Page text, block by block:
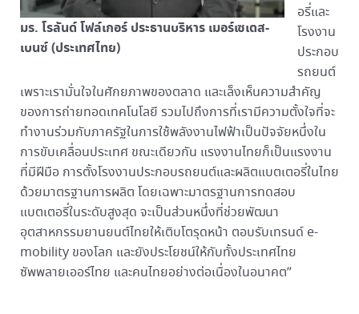
มร. โรลันด์ โฟล์เกอร์ ประธานบริหาร เมอร์เซเดส-
เบนซ์ (ประเทศไทย)
อรี่และ
โรงงาน
ประกอบ
รถยนต์
เพราะเรามั่นใจในศักยภาพของตลาด และเล็งเห็นความสำคัญ
ของการถ่ายทอดเทคโนโลยี รวมไปถึงการที่เรามีความตั้งใจที่จะ
ทำงานร่วมกับภาครัฐในการใช้พลังงานไฟฟ้าเป็นปัจจัยหนึ่งใน
การขับเคลื่อนประเทศ ขณะเดียวกัน แรงงานไทยก็เป็นแรงงาน
ที่มีฝีมือ การตั้งโรงงานประกอบรถยนต์และผลิตแบตเตอรี่ในไทย
ด้วยมาตรฐานการผลิต โดยเฉพาะมาตรฐานการทดสอบ
แบตเตอรี่ในระดับสูงสุด จะเป็นส่วนหนึ่งที่ช่วยพัฒนา
อุตสาหกรรมยานยนต์ไทยให้เติบโตรุดหน้า ตอบรับเทรนด์ e-
mobility ของโลก และยังประโยชน์ให้กับทั้งประเทศไทย
ซัพพลายเออร์ไทย และคนไทยอย่างต่อเนื่องในอนาคต”